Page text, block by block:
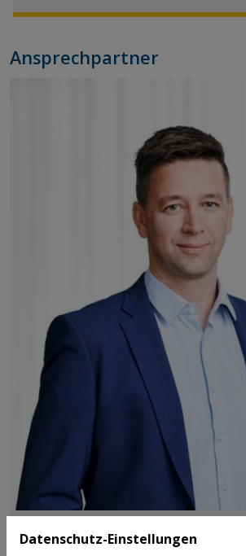
Ansprechpartner
Mitterlehner Andreas
Datenschutz-Einstellungen